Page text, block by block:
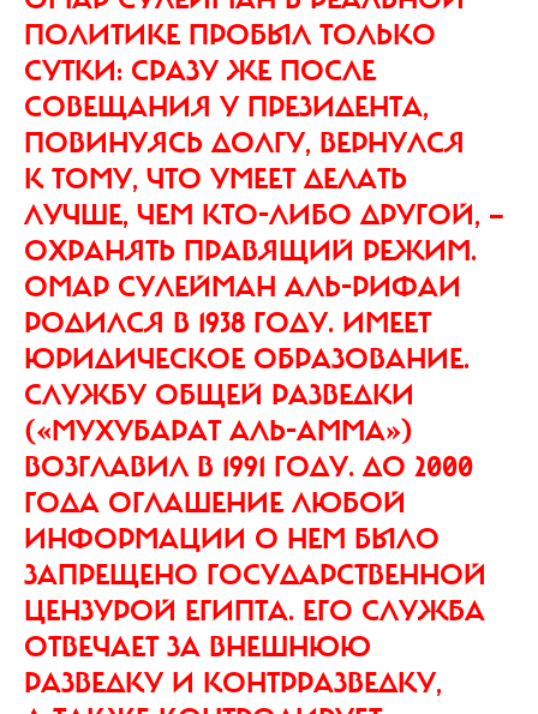
ПОЛИТИКЕ ПРОБЫЛ ТОЛЬКО
СУТКИ: СРАЗУ ЖЕ ПОСЛЕ
СОВЕЩАНИЯ У ПРЕЗИДЕНТА,
ПОВИНУЯСЬ ДОЛГУ, ВЕРНУЛСЯ
К ТОМУ, ЧТО УМЕЕТ ДЕЛАТЬ
ЛУЧШЕ, ЧЕМ КТО-ЛИБО ДРУГОЙ, —
ОХРАНЯТЬ ПРАВЯЩИЙ РЕЖИМ.
ОМАР СУЛЕЙМАН АЛЬ-РИФАИ
РОДИЛСЯ В 1938 ГОДУ. ИМЕЕТ
ЮРИДИЧЕСКОЕ ОБРАЗОВАНИЕ.
СЛУЖБУ ОБЩЕЙ РАЗВЕДКИ
(«МУХУБАРАТ АЛЬ-АММА»)
ВОЗГЛАВИЛ В 1991 ГОДУ. ДО 2000
ГОДА ОГЛАШЕНИЕ ЛЮБОЙ
ИНФОРМАЦИИ О НЕМ БЫЛО
ЗАПРЕЩЕНО ГОСУДАРСТВЕННОЙ
ЦЕНЗУРОЙ ЕГИПТА. ЕГО СЛУЖБА
ОТВЕЧАЕТ ЗА ВНЕШНЮЮ
РАЗВЕДКУ И КОНТРРАЗВЕДКУ,